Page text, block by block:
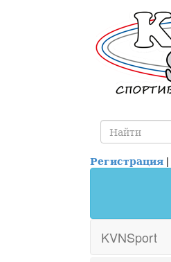
Регистрация |
KVNSport